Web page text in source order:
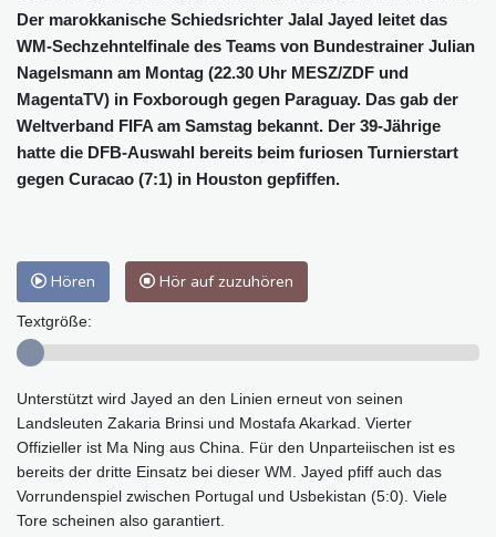
Der marokkanische Schiedsrichter Jalal Jayed leitet das
WM-Sechzehntelfinale des Teams von Bundestrainer Julian
Nagelsmann am Montag (22.30 Uhr MESZ/ZDF und
MagentaTV) in Foxborough gegen Paraguay. Das gab der
Weltverband FIFA am Samstag bekannt. Der 39-Jährige
hatte die DFB-Auswahl bereits beim furiosen Turnierstart
gegen Curacao (7:1) in Houston gepfiffen.
Hören Hör auf zuzuhören
Textgröße:
Unterstützt wird Jayed an den Linien erneut von seinen
Landsleuten Zakaria Brinsi und Mostafa Akarkad. Vierter
Offizieller ist Ma Ning aus China. Für den Unparteiischen ist es
bereits der dritte Einsatz bei dieser WM. Jayed pfiff auch das
Vorrundenspiel zwischen Portugal und Usbekistan (5:0). Viele
Tore scheinen also garantiert.